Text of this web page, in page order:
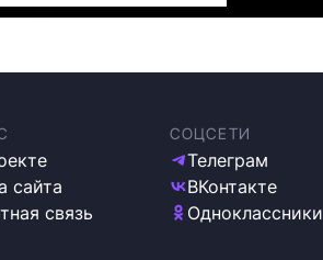
сайта
связь
СОЦСЕТИ
Телеграм
ВКонтакте
Одноклассники